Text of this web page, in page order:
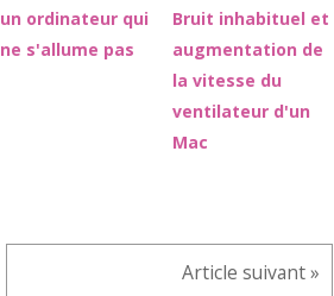
un ordinateur qui
ne s'allume pas
Bruit inhabituel et
augmentation de
la vitesse du
ventilateur d'un
Mac